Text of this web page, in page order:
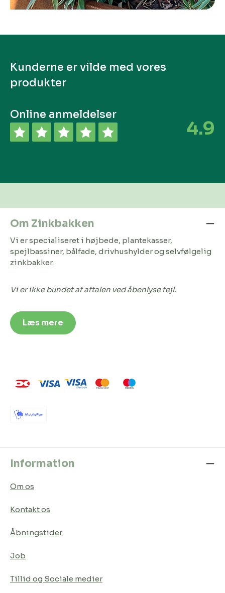
Kunderne er vilde med vores
produkter
Online anmeldelser
4.9
Om Zinkbakken
Vi er specialiseret i højbede, plantekasser,
spejlbassiner, bålfade, drivhushylder og selvfølgelig
zinkbakker.
Vi er ikke bundet af aftalen ved åbenlyse fejl.
Læs mere
Information
Om os
Kontakt os
Åbningstider
Job
Tillid og Sociale medier